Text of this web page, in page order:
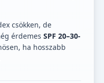
csökken, de
érdemes SPF 20–30-
ha hosszabb